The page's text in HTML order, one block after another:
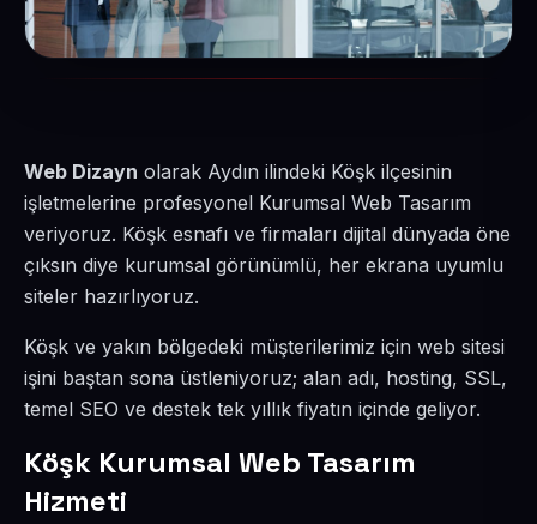
Web Dizayn olarak Aydın ilindeki Köşk ilçesinin
işletmelerine profesyonel Kurumsal Web Tasarım
veriyoruz. Köşk esnafı ve firmaları dijital dünyada öne
çıksın diye kurumsal görünümlü, her ekrana uyumlu
siteler hazırlıyoruz.
Köşk ve yakın bölgedeki müşterilerimiz için web sitesi
işini baştan sona üstleniyoruz; alan adı, hosting, SSL,
temel SEO ve destek tek yıllık fiyatın içinde geliyor.
Köşk Kurumsal Web Tasarım
Hizmeti